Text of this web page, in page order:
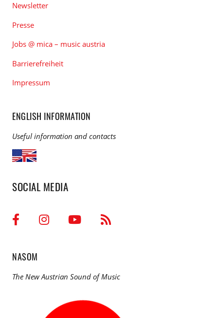
Newsletter
Presse
Jobs @ mica – music austria
Barrierefreiheit
Impressum
ENGLISH INFORMATION
Useful information and contacts
SOCIAL MEDIA
NASOM
The New Austrian Sound of Music